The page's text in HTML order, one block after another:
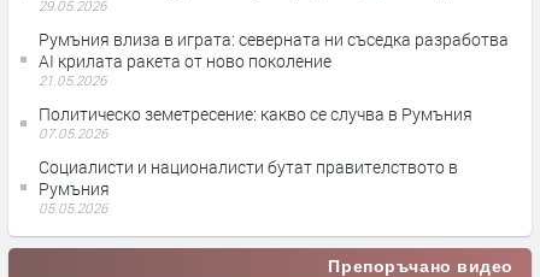
29.05.2026
Румъния влиза в играта: северната ни съседка разработва
AI крилата ракета от ново поколение
21.05.2026
Политическо земетресение: какво се случва в Румъния
07.05.2026
Социалисти и националисти бутат правителството в
Румъния
05.05.2026
Препоръчано видео